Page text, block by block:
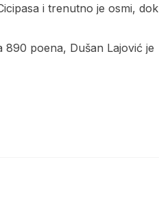
i trenutno je osmi, dok
890 poena, Dušan Lajović je